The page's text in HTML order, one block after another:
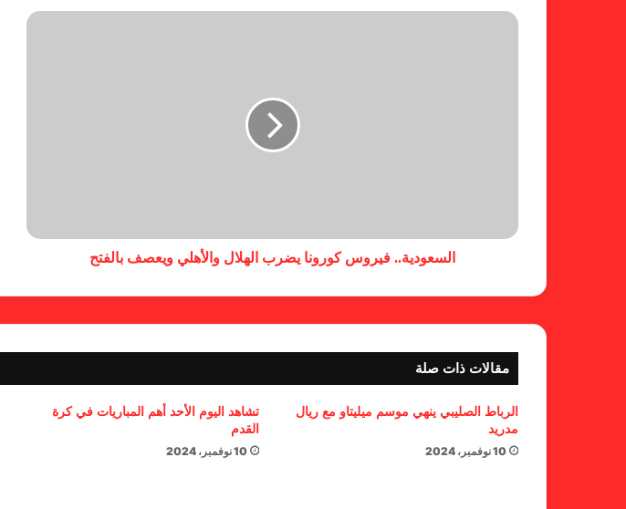
السعودية.. فيروس كورونا يضرب الهلال والأهلي ويعصف بالفتح
مقالات ذات صلة
الرباط الصليبي ينهي موسم ميليتاو مع ريال
مدريد
10 نوفمبر، 2024
تشاهد اليوم الأحد أهم المباريات في كرة
القدم
10 نوفمبر، 2024